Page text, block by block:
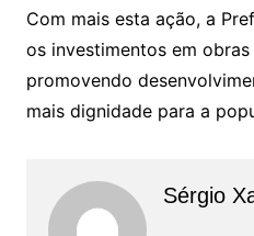
Com mais esta ação, a
os investimentos em
promovendo
mais dignidade para a
Sérgio